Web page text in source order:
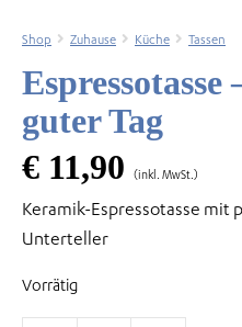
Shop Zuhause Küche Tassen
guter Tag
€ 11,90 (inkl. MwSt.)
Keramik-Espressotasse mit
Unterteller
Vorrätig